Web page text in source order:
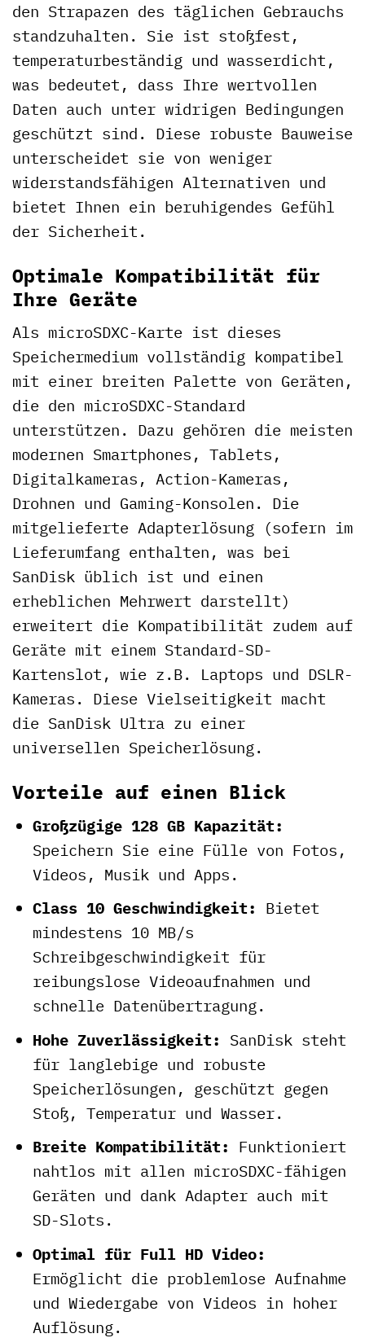
den Strapazen des täglichen Gebrauchs
standzuhalten. Sie ist stoßfest,
temperaturbeständig und wasserdicht,
was bedeutet, dass Ihre wertvollen
Daten auch unter widrigen Bedingungen
geschützt sind. Diese robuste Bauweise
unterscheidet sie von weniger
widerstandsfähigen Alternativen und
bietet Ihnen ein beruhigendes Gefühl
der Sicherheit.
Optimale Kompatibilität für
Ihre Geräte
Als microSDXC-Karte ist dieses
Speichermedium vollständig kompatibel
mit einer breiten Palette von Geräten,
die den microSDXC-Standard
unterstützen. Dazu gehören die meisten
modernen Smartphones, Tablets,
Digitalkameras, Action-Kameras,
Drohnen und Gaming-Konsolen. Die
mitgelieferte Adapterlösung (sofern im
Lieferumfang enthalten, was bei
SanDisk üblich ist und einen
erheblichen Mehrwert darstellt)
erweitert die Kompatibilität zudem auf
Geräte mit einem Standard-SD-
Kartenslot, wie z.B. Laptops und DSLR-
Kameras. Diese Vielseitigkeit macht
die SanDisk Ultra zu einer
universellen Speicherlösung.
Vorteile auf einen Blick
Großzügige 128 GB Kapazität:
Speichern Sie eine Fülle von Fotos,
Videos, Musik und Apps.
Class 10 Geschwindigkeit: Bietet
mindestens 10 MB/s
Schreibgeschwindigkeit für
reibungslose Videoaufnahmen und
schnelle Datenübertragung.
Hohe Zuverlässigkeit: SanDisk steht
für langlebige und robuste
Speicherlösungen, geschützt gegen
Stoß, Temperatur und Wasser.
Breite Kompatibilität: Funktioniert
nahtlos mit allen microSDXC-fähigen
Geräten und dank Adapter auch mit
SD-Slots.
Optimal für Full HD Video:
Ermöglicht die problemlose Aufnahme
und Wiedergabe von Videos in hoher
Auflösung.